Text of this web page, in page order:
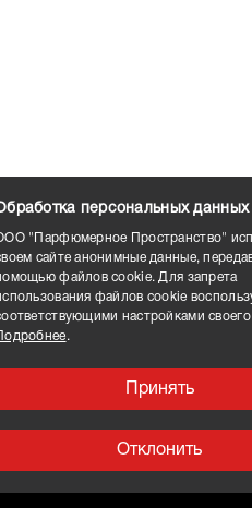
Доставка
персональных данных
"Парфюмерное Пространство"
сайте анонимные данные,
файлов cookie. Для запрета
файлов cookie
настройками своего
Подробнее.
Принять
Отклонить